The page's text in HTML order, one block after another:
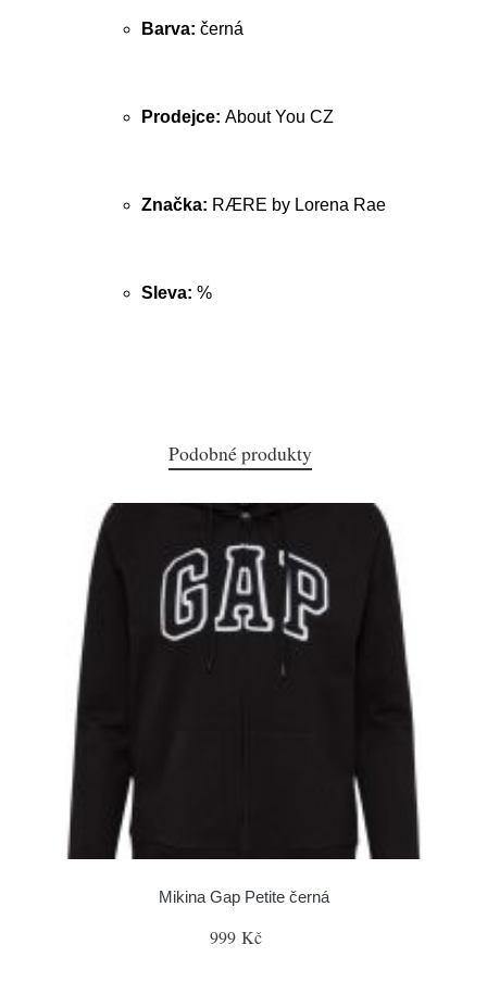
Barva: černá
Prodejce: About You CZ
Značka: RÆRE by Lorena Rae
Sleva: %
Podobné produkty
Mikina Gap Petite černá
999 Kč